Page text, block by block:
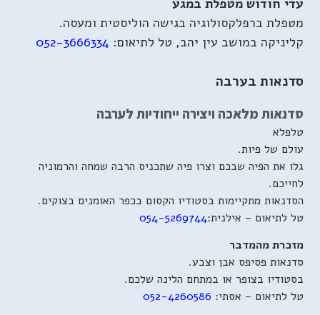
מטפלת ברפלקסולוגיה בגישה הוליסטית ומעסה.
קליניקה במושב עין יהב, טל לתיאום: 052-3666334
סדנאות בערבה
סדנאות מלאכה ויצירה ייחודיות לערבה
טלפלא
עולם של פיות.
גלו את הפיה שבכם וצרו פיה שתכניס הרבה שמחה והרמוניה
לחייכם.
הסדנאות מתקיימות בסטודיו הקסום בכפר האומנים בצוקים.
טל לתיאום – אילנית:054-5269744
מזכרת מהמדבר
סדנאות פסיפס אבן וצבע.
בסטודיו בצופר או במתחם הלינה שלכם.
טל לתיאום – אסתי: 052-4260586